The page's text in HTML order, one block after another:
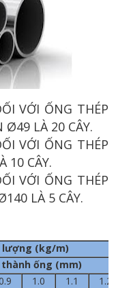
VỚI ỐNG THÉP
LÀ 20 CÂY.
VỚI ỐNG THÉP
10 CÂY.
VỚI ỐNG THÉP
LÀ 5 CÂY.
lượng (kg/m)
ống (mm)
1.0 1.1 1.2